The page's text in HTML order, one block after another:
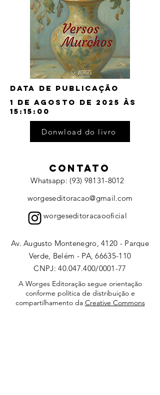
Data de publicação
1 de agosto de 2025 às
15:15:00
Donwload do livro
CONTATO
Whatsapp: (93) 98131-8012
worgeseditoracao@gmail.com
worgeseditoracaooficial
Av. Augusto Montenegro, 4120 - Parque
Verde, Belém - PA, 66635-110
CNPJ:40.047.400/0001-77
A Worges Editoração segue orientação
conforme política de distribuição e
compartilhamento da Creative Commons